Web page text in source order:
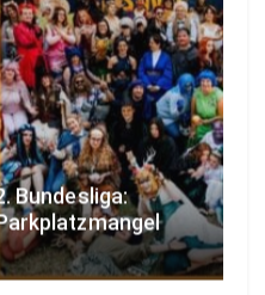
Bundesliga: